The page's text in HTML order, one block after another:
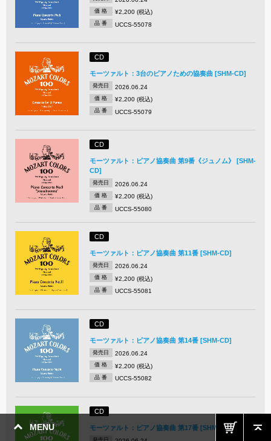
MENU
価 格 ¥2,200 (税込)
品 番 UCCS-55078
CD
モーツァルト：3台のピアノための協奏曲 [SHM-CD]
発売日 2026.06.24
価 格 ¥2,200 (税込)
品 番 UCCS-55079
CD
モーツァルト：ピアノ協奏曲 第9番《ジュノム》 [SHM-
CD]
発売日 2026.06.24
価 格 ¥2,200 (税込)
品 番 UCCS-55080
CD
モーツァルト：ピアノ協奏曲 第11番 [SHM-CD]
発売日 2026.06.24
価 格 ¥2,200 (税込)
品 番 UCCS-55081
CD
モーツァルト：ピアノ協奏曲 第14番 [SHM-CD]
発売日 2026.06.24
価 格 ¥2,200 (税込)
品 番 UCCS-55082
CD
モーツァルト：ピアノ協奏曲 第17番 [SHM-CD]
発売日